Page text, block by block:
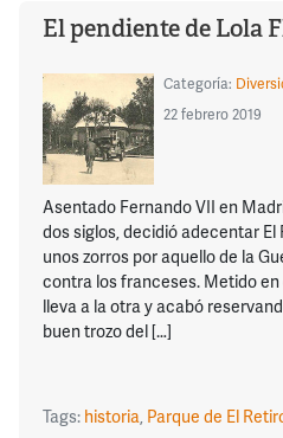
El pendiente de Lola
Categoría:
22 febrero 2019
Asentado Fernando VII en
dos siglos, decidió adecentar
unos zorros por aquello de la
contra los franceses. Metido en
lleva a la otra y acabó
buen trozo del […]
Tags: historia, Parque de El